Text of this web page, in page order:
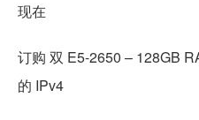
现在
订购 双 E5-2650 – 128GB
的 IPv4